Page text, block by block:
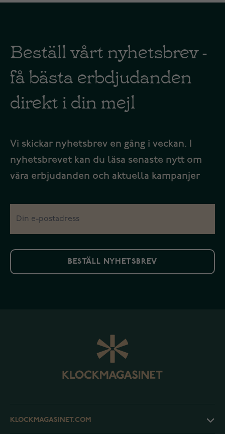
Beställ vårt nyhetsbrev -
få bästa erbdjudanden
direkt i din mejl
Vi skickar nyhetsbrev en gång i veckan. I
nyhetsbrevet kan du läsa senaste nytt om
våra erbjudanden och aktuella kampanjer
BESTÄLL NYHETSBREV
KLOCKMAGASINET.COM